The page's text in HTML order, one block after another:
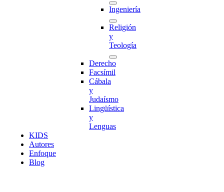
Ingeniería
Religión
y
Teología
Derecho
Facsímil
Cábala
y
Judaísmo
Lingüística
y
Lenguas
KIDS
Autores
Enfoque
Blog